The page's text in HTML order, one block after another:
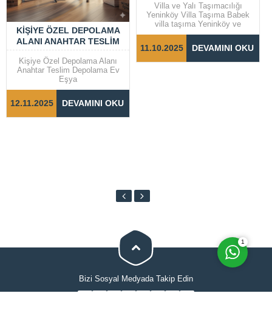
KIŞIYE ÖZEL DEPOLAMA
ALANI ANAHTAR TESLIM
DEPOLAMA EV EŞYA
Kişiye Özel Depolama Alanı
Anahtar Teslim Depolama Ev
Eşya
12.11.2025 DEVAMINI OKU
Villa ve Yalı Taşımacılığı
Yeninköy Villa Taşıma Babek
villa taşıma Yeninköy ve
Bebek gibi prestijli semtlerde
taşıma işlemleri, dikkat ve
özen gerektiren bir süreçtir.
11.10.2025 DEVAMINI OKU
Bizi Sosyal Medyada Takip Edin
1